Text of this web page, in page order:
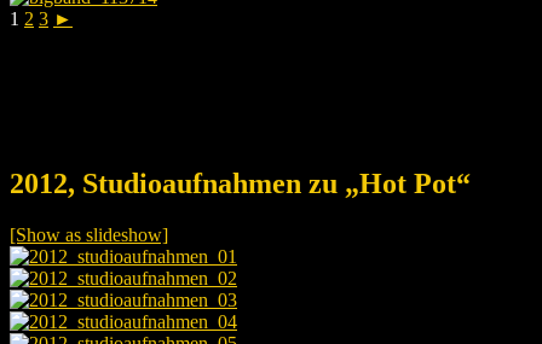
1 2 3 ►
2012, Studioaufnahmen zu „Hot Pot“
[Show as slideshow]